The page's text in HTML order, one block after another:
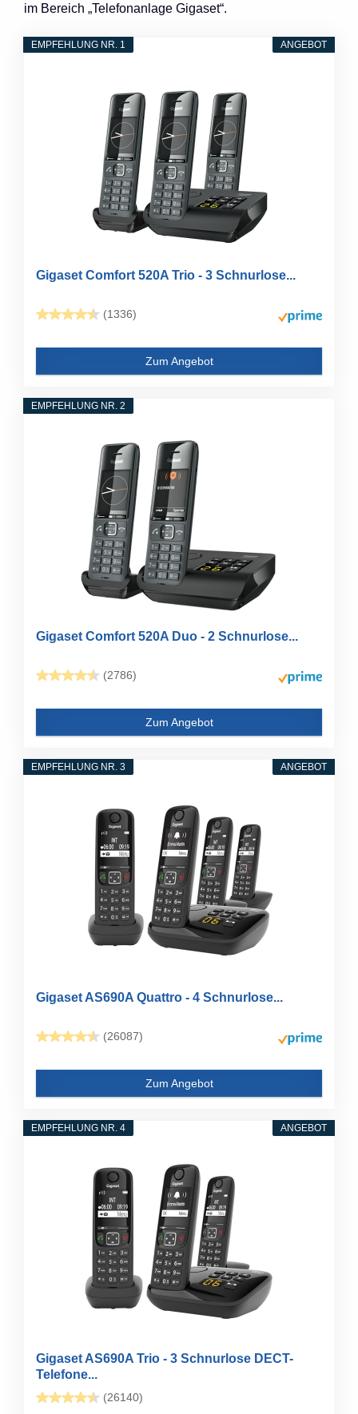
im Bereich „Telefonanlage Gigaset“.
ANGEBOT
EMPFEHLUNG NR. 1
Gigaset Comfort 520A Trio - 3 Schnurlose...
(1336)
Zum Angebot
EMPFEHLUNG NR. 2
Gigaset Comfort 520A Duo - 2 Schnurlose...
(2786)
Zum Angebot
ANGEBOT
EMPFEHLUNG NR. 3
Gigaset AS690A Quattro - 4 Schnurlose...
(26087)
Zum Angebot
ANGEBOT
EMPFEHLUNG NR. 4
Gigaset AS690A Trio - 3 Schnurlose DECT-
Telefone...
(26140)